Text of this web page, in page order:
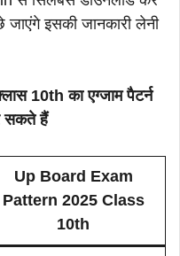
इसकी जानकारी लेनी
क्लास 10th का एग्जाम पैटर्न
सकते हैं
Up Board Exam
Pattern 2025 Class
10th